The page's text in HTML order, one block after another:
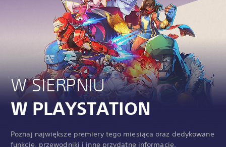
W SIERPNIU
W PLAYSTATION
Poznaj największe premiery tego miesiąca oraz dedykowane
funkcje, przewodniki i inne przydatne informacje.